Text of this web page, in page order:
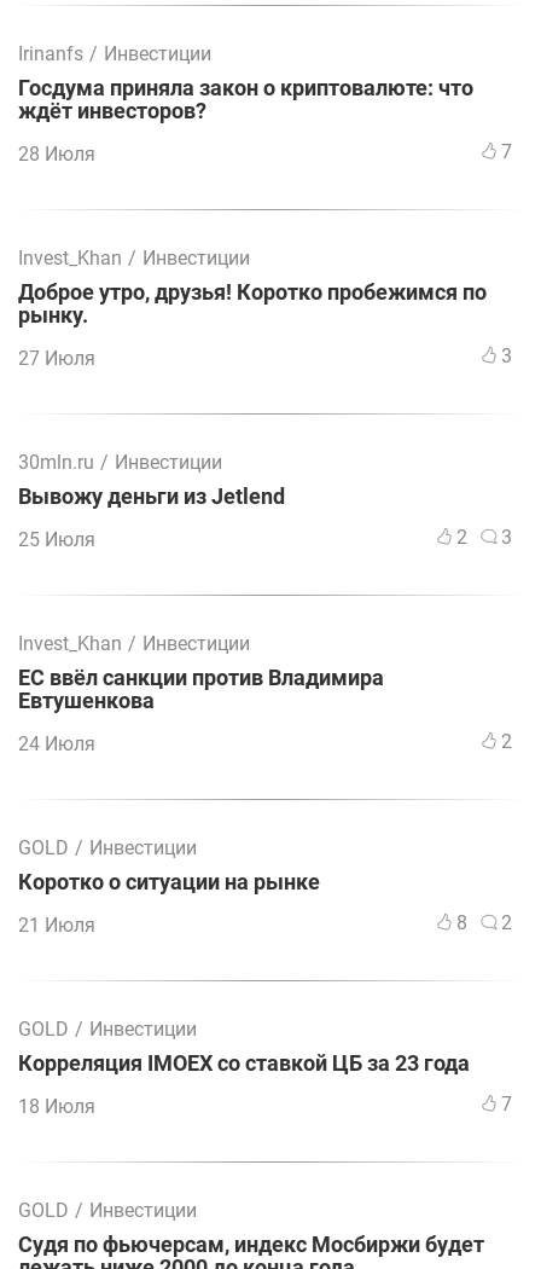
Irinanfs / Инвестиции
Госдума приняла закон о криптовалюте: что
ждёт инвесторов?
28 Июля 7
Invest_Khan / Инвестиции
Доброе утро, друзья! Коротко пробежимся по
рынку.
27 Июля 3
30mln.ru / Инвестиции
Вывожу деньги из Jetlend
25 Июля 2 3
Invest_Khan / Инвестиции
ЕС ввёл санкции против Владимира
Евтушенкова
24 Июля 2
GOLD / Инвестиции
Коротко о ситуации на рынке
21 Июля 8 2
GOLD / Инвестиции
Корреляция IMOEX со ставкой ЦБ за 23 года
18 Июля 7
GOLD / Инвестиции
Судя по фьючерсам, индекс Мосбиржи будет